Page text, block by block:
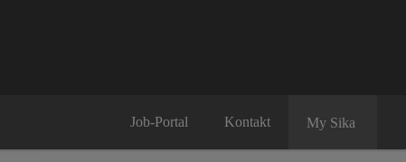
Job-Portal Kontakt My Sika